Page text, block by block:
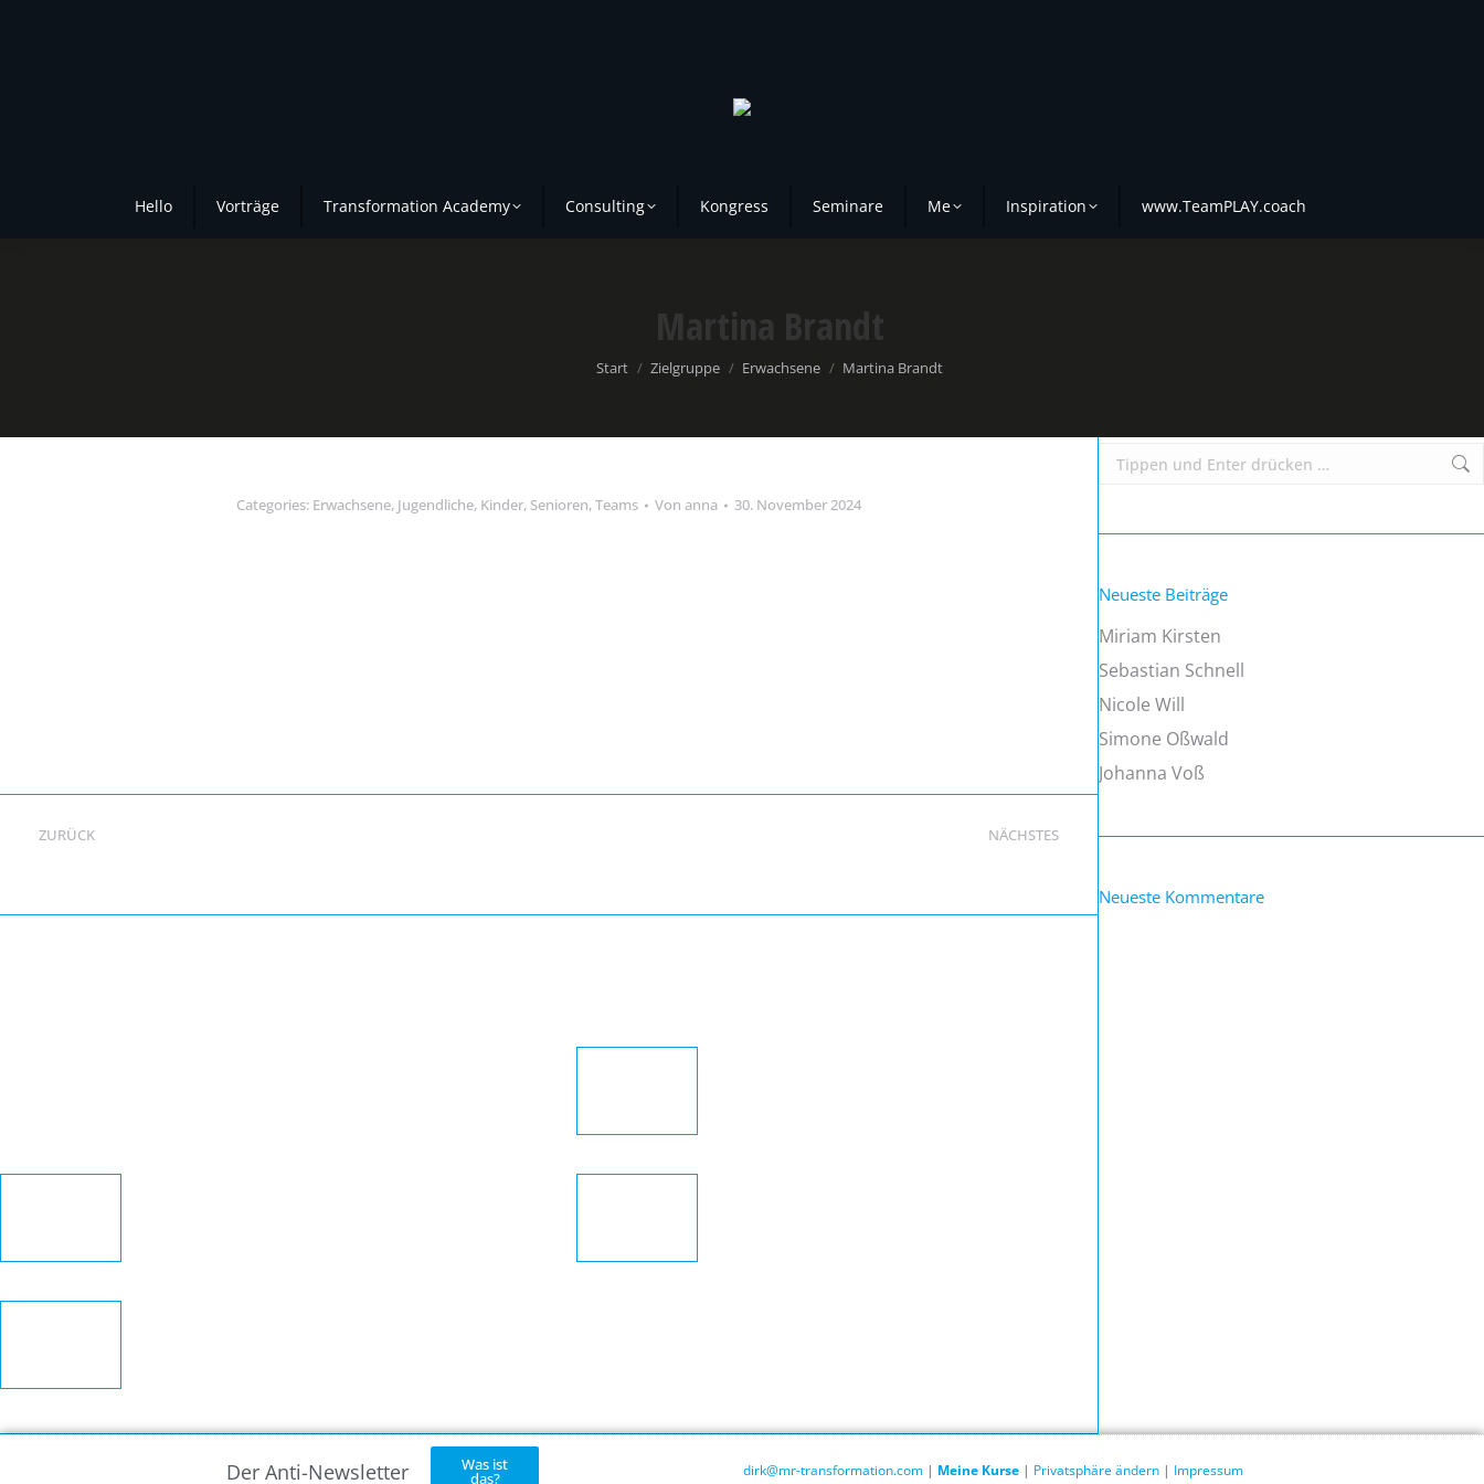
Hello Vorträge Transformation Academy Consulting Kongress Seminare Me Inspiration www.TeamPLAY.coach
Martina Brandt
Sie befinden sich hier:
Start Zielgruppe Erwachsene Martina Brandt
Categories: Erwachsene, Jugendliche, Kinder, Senioren,Teams Von anna 30. November 2024
ZURÜCK NÄCHSTES
Neueste Beiträge
Miriam Kirsten
Sebastian Schnell
Nicole Will
Simone Oßwald
Johanna Voß
Neueste Kommentare
Der Anti-Newsletter Was ist
das? dirk@mr-transformation.com | Meine Kurse | Privatsphäre ändern | Impressum